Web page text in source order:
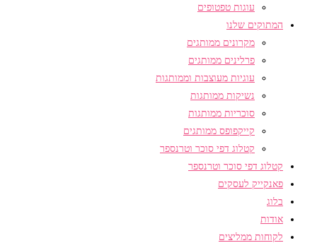
עוגות טפטופים
המתוקים שלנו
מקרונים ממותגים
פרלינים ממותגים
עוגיות מעוצבות וממותגות
נשיקות ממותגות
סוכריות ממותגות
קייקפופס ממותגים
קטלוג דפי סוכר וטרנספר
קטלוג דפי סוכר וטרנספר
פאנקייק לעסקים
בלוג
אודות
לקוחות ממליצים